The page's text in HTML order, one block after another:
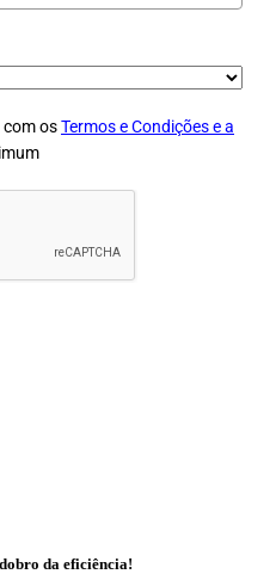
com osTermos e Condições e a
da eficiência!